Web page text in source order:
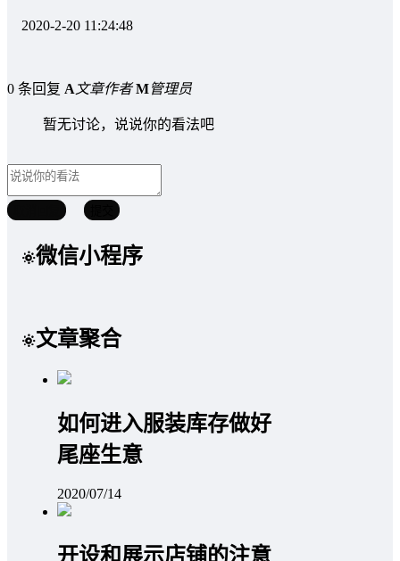
2020-2-20 11:24:48
0 条回复 A 文章作者 M管理员
暂无讨论，说说你的看法吧
微信小程序
文章聚合
如何进入服装库存做好
尾座生意
2020/07/14
开设和展示店铺的注意